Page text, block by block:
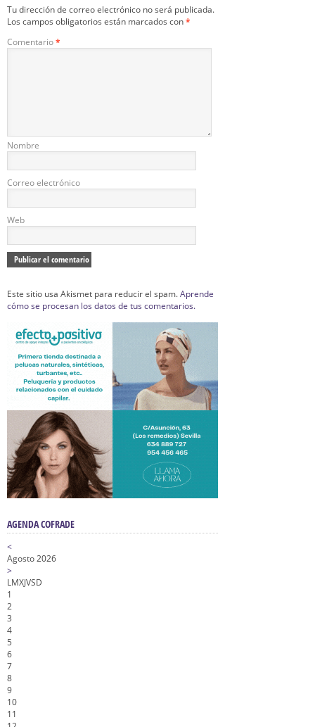
Tu dirección de correo electrónico no será publicada.
Los campos obligatorios están marcados con*
Comentario*
Nombre
Correo electrónico
Web
Este sitio usa Akismet para reducir el spam.Aprende
cómo se procesan los datos de tus comentarios.
AGENDA COFRADE
<
Agosto 2026
>
LMXJVSD
1
2
3
4
5
6
7
8
9
10
11